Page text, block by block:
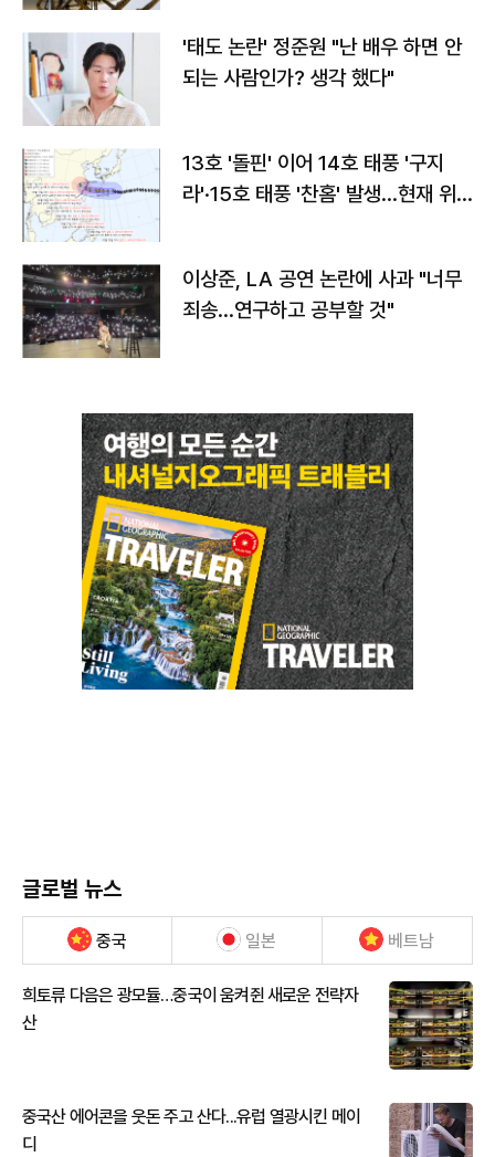
'태도 논란' 정준원 "난 배우 하면 안
되는 사람인가? 생각 했다"
13호 '돌핀' 이어 14호 태풍 '구지
라'·15호 태풍 '찬홈' 발생…현재 위
이상준, LA 공연 논란에 사과 "너무
죄송…연구하고 공부할 것"
글로벌 뉴스
중국 일본 베트남
희토류 다음은 광모듈…중국이 움켜쥔 새로운 전략자
산
중국산 에어콘을 웃돈 주고 산다...유럽 열광시킨 메이
디